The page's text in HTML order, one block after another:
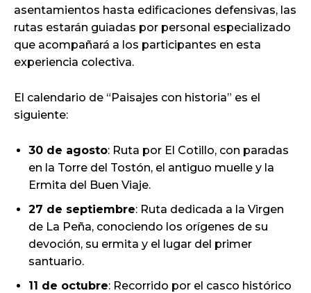
asentamientos hasta edificaciones defensivas, las
rutas estarán guiadas por personal especializado
que acompañará a los participantes en esta
experiencia colectiva.
El calendario de “Paisajes con historia” es el
siguiente:
30 de agosto: Ruta por El Cotillo, con paradas
en la Torre del Tostón, el antiguo muelle y la
Ermita del Buen Viaje.
27 de septiembre: Ruta dedicada a la Virgen
de La Peña, conociendo los orígenes de su
devoción, su ermita y el lugar del primer
santuario.
11 de octubre: Recorrido por el casco histórico